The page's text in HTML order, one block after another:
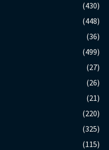
(430)
(448)
(36)
(499)
(27)
(26)
(21)
(220)
(325)
(115)